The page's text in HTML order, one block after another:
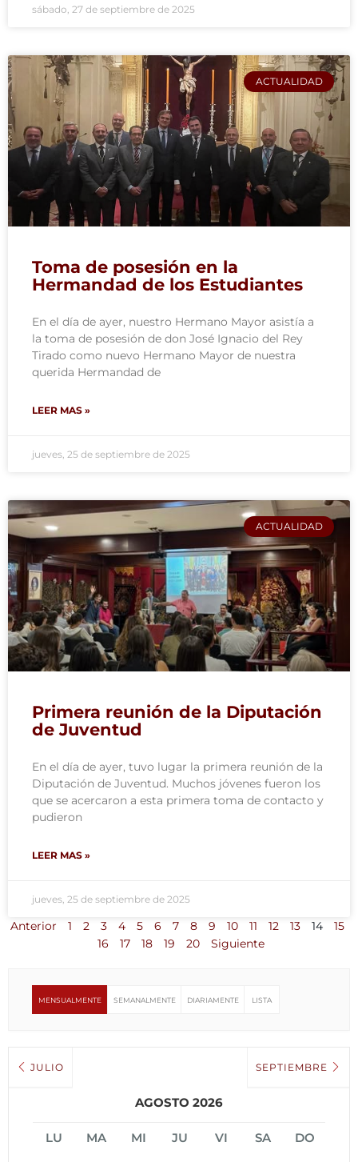
sábado, 27 de septiembre de 2025
ACTUALIDAD
Toma de posesión en la
Hermandad de los Estudiantes
En el día de ayer, nuestro Hermano Mayor asistía a
la toma de posesión de don José Ignacio del Rey
Tirado como nuevo Hermano Mayor de nuestra
querida Hermandad de
LEER MAS »
jueves, 25 de septiembre de 2025
ACTUALIDAD
Primera reunión de la Diputación
de Juventud
En el día de ayer, tuvo lugar la primera reunión de la
Diputación de Juventud. Muchos jóvenes fueron los
que se acercaron a esta primera toma de contacto y
pudieron
LEER MAS »
jueves, 25 de septiembre de 2025
Anterior 1 2 3 4 5 6 7 8 9 10 11 12 13 14
15
16
17 18 19 20 Siguiente
MENSUALMENTE SEMANALMENTE DIARIAMENTE LISTA
JULIO
AGOSTO 2026
SEPTIEMBRE
LU MA MI JU VI SA DO